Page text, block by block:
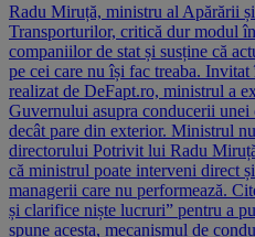
Radu Miruță, ministru al Apărării
Transporturilor, critică dur modul
companiilor de stat și susține că
pe cei care nu își fac treaba.
realizat de DeFapt.ro, ministrul a
Guvernului asupra conducerii
decât pare din exterior. Ministrul
directorului Potrivit lui Radu
că ministrul poate interveni direct
managerii care nu performează.
și clarifice niște lucruri” pentru a
spune acesta, mecanismul de